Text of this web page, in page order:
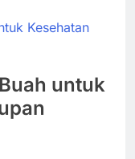
Kesehatan
untuk